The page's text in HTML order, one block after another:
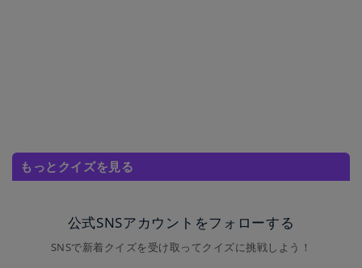
もっとクイズを見る
公式SNSアカウントをフォローする
SNSで新着クイズを受け取ってクイズに挑戦しよう！